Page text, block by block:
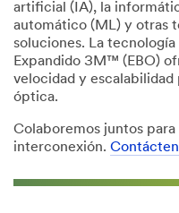
artificial (IA), la
automático (ML) y otras
soluciones. La
Expandido 3M™ (EBO)
velocidad y
óptica.
Colaboremos juntos para
interconexión.